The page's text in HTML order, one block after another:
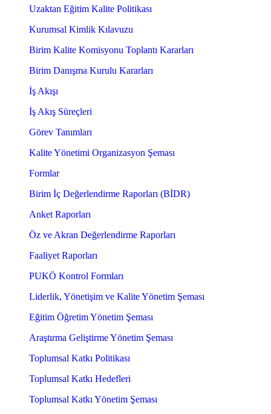
Uzaktan Eğitim Kalite Politikası
Kurumsal Kimlik Kılavuzu
Birim Kalite Komisyonu Toplantı Kararları
Birim Danışma Kurulu Kararları
İş Akışı
İş Akış Süreçleri
Görev Tanımları
Kalite Yönetimi Organizasyon Şeması
Formlar
Birim İç Değerlendirme Raporları (BİDR)
Anket Raporları
Öz ve Akran Değerlendirme Raporları
Faaliyet Raporları
PUKÖ Kontrol Formları
Liderlik, Yönetişim ve Kalite Yönetim Şeması
Eğitim Öğretim Yönetim Şeması
Araştırma Geliştirme Yönetim Şeması
Toplumsal Katkı Politikası
Toplumsal Katkı Hedefleri
Toplumsal Katkı Yönetim Şeması